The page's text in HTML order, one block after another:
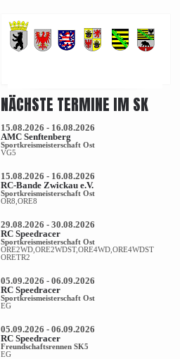
NÄCHSTE TERMINE IM SK
15.08.2026 - 16.08.2026
AMC Senftenberg
Sportkreismeisterschaft Ost
VG5
15.08.2026 - 16.08.2026
RC-Bande Zwickau e.V.
Sportkreismeisterschaft Ost
OR8,ORE8
29.08.2026 - 30.08.2026
RC Speedracer
Sportkreismeisterschaft Ost
ORE2WD,ORE2WDST,ORE4WD,ORE4WDST
ORETR2
05.09.2026 - 06.09.2026
RC Speedracer
Sportkreismeisterschaft Ost
EG
05.09.2026 - 06.09.2026
RC Speedracer
Freundschaftsrennen SK5
EG